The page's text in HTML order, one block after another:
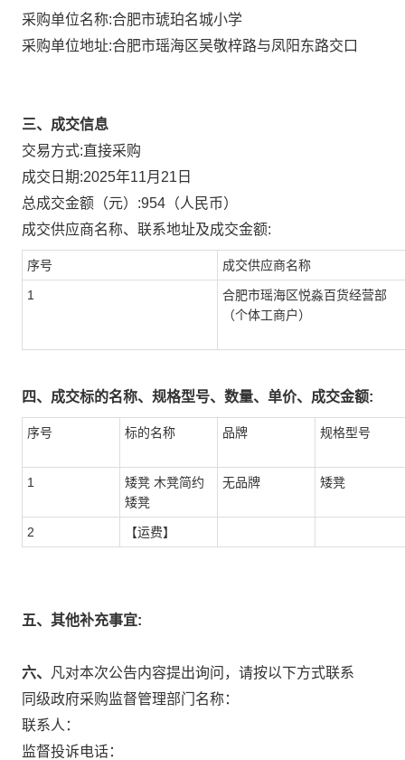
采购单位名称:合肥市琥珀名城小学
采购单位地址:合肥市瑶海区吴敬梓路与凤阳东路交口
三、成交信息
交易方式:直接采购
成交日期:2025年11月21日
总成交金额（元）:954 （人民币）
成交供应商名称、联系地址及成交金额:
序号 成交供应商名称
1
合肥市瑶海区悦淼百货经营部
（个体工商户）
四、成交标的名称、规格型号、数量、单价、成交金额:
序号 标的名称 品牌 规格型号
1
矮凳 木凳简约
矮凳
无品牌 矮凳
2 【运费】
五、其他补充事宜:
六、
凡对本次公告内容提出询问，请按以下方式联系
同级政府采购监督管理部门名称：
联系人：
监督投诉电话：